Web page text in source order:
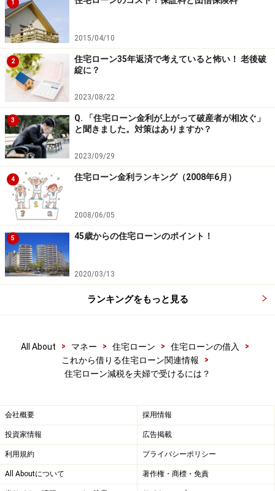
1
2015/04/10
2
住宅ローン35年返済で考えていると怖い！ 老後破
綻に？
2023/08/22
3
Q. 「住宅ローン金利が上がって破産者が相次ぐ」
と聞きました。対策はありますか？
2023/09/29
4 住宅ローン金利ランキング（2008年6月）
2008/06/05
5 45歳からの住宅ローンのポイント！
2020/03/13
ランキングをもっと見る
All About > マネー > 住宅ローン > 住宅ローンの借入
>
これから借りる住宅ローン関連情報
>
住宅ローン減税を夫婦で受けるには？
会社概要 採用情報
投資家情報 広告掲載
利用規約 プライバシーポリシー
All Aboutについて 著作権・商標・免責